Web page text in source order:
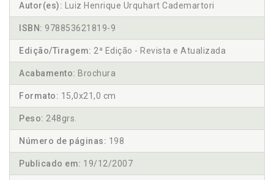
Autor(es): Luiz Henrique Urquhart Cademartori
ISBN: 978853621819-9
Edição/Tiragem: 2ª Edição - Revista e Atualizada
Acabamento: Brochura
Formato: 15,0x21,0 cm
Peso: 248grs.
Número de páginas: 198
Publicado em: 19/12/2007